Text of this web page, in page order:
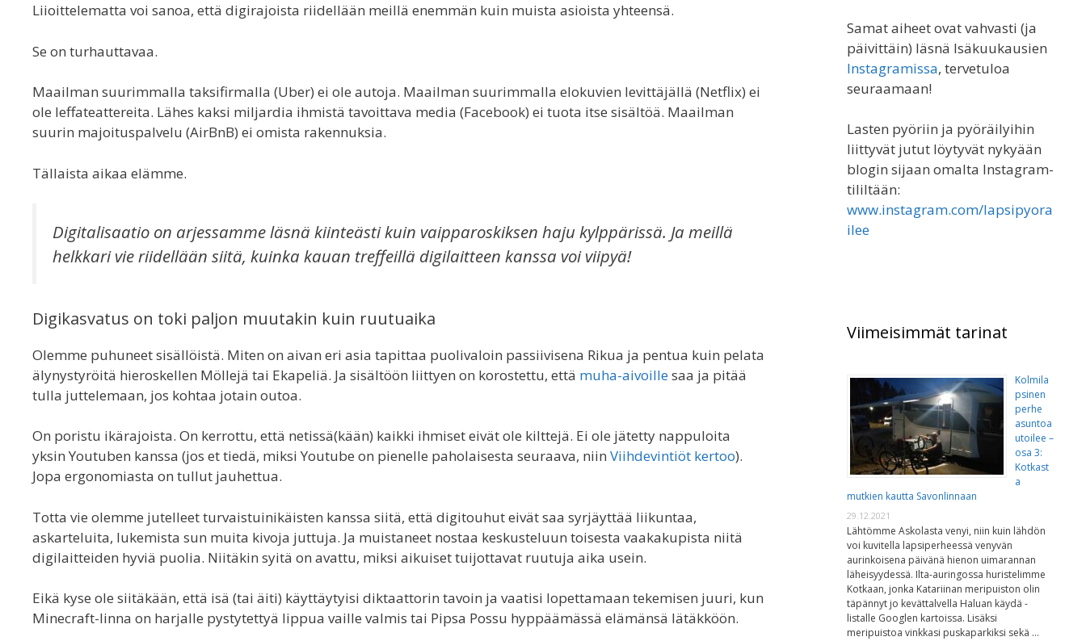
Liioittelematta voi sanoa, että digirajoista riidellään meillä enemmän kuin muista asioista yhteensä.
Se on turhauttavaa.
Maailman suurimmalla taksifirmalla (Uber) ei ole autoja. Maailman suurimmalla elokuvien levittäjällä (Netflix) ei
ole leffateattereita. Lähes kaksi miljardia ihmistä tavoittava media (Facebook) ei tuota itse sisältöä. Maailman
suurin majoituspalvelu (AirBnB) ei omista rakennuksia.
Tällaista aikaa elämme.
Digitalisaatio on arjessamme läsnä kiinteästi kuin vaipparoskiksen haju kylppärissä. Ja meillä
helkkari vie riidellään siitä, kuinka kauan treffeillä digilaitteen kanssa voi viipyä!
Digikasvatus on toki paljon muutakin kuin ruutuaika
Olemme puhuneet sisällöistä. Miten on aivan eri asia tapittaa puolivaloin passiivisena Rikua ja pentua kuin pelata
älynystyröitä hieroskellen Möllejä tai Ekapeliä. Ja sisältöön liittyen on korostettu, että muha-aivoillesaa ja pitää
tulla juttelemaan, jos kohtaa jotain outoa.
On poristu ikärajoista. On kerrottu, että netissä(kään) kaikki ihmiset eivät ole kilttejä. Ei ole jätetty nappuloita
yksin Youtuben kanssa (jos et tiedä, miksi Youtube on pienelle paholaisesta seuraava, niin Viihdevintiöt kertoo).
Jopa ergonomiasta on tullut jauhettua.
Totta vie olemme jutelleet turvaistuinikäisten kanssa siitä, että digitouhut eivät saa syrjäyttää liikuntaa,
askarteluita, lukemista sun muita kivoja juttuja. Ja muistaneet nostaa keskusteluun toisesta vaakakupista niitä
digilaitteiden hyviä puolia. Niitäkin syitä on avattu, miksi aikuiset tuijottavat ruutuja aika usein.
Eikä kyse ole siitäkään, että isä (tai äiti) käyttäytyisi diktaattorin tavoin ja vaatisi lopettamaan tekemisen juuri, kun
Minecraft-linna on harjalle pystytettyä lippua vaille valmis tai Pipsa Possu hyppäämässä elämänsä lätäkköön.
Samat aiheet ovat vahvasti (ja
päivittäin) läsnä Isäkuukausien
Instagramissa, tervetuloa
seuraamaan!
Lasten pyöriin ja pyöräilyihin
liittyvät jutut löytyvät nykyään
blogin sijaan omalta Instagram-
tililtään:
www.instagram.com/lapsipyora
ilee
Viimeisimmät tarinat
Kolmila
psinen
perhe
asuntoa
utoilee –
osa 3:
Kotkast
a
mutkien kautta Savonlinnaan
29.12.2021
Lähtömme Askolasta venyi, niin kuin lähdön
voi kuvitella lapsiperheessä venyvän
aurinkoisena päivänä hienon uimarannan
läheisyydessä. Ilta-auringossa huristelimme
Kotkaan, jonka Katariinan meripuiston olin
täpännyt jo kevättalvella Haluan käydä -
listalle Googlen kartoissa. Lisäksi
meripuistoa vinkkasi puskaparkiksi sekä …